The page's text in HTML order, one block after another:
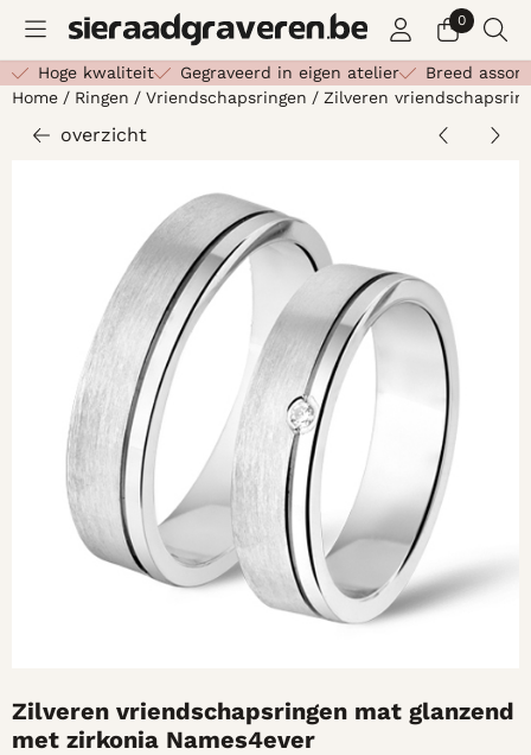
Cookievoorkeuren zijn beschikbaar. Kies instellingen of
0
Hoge kwaliteit Gegraveerd in eigen atelier
Breed
Home / Ringen / Vriendschapsringen / Zilveren
overzicht
Zilveren vriendschapsringen mat glanzend
met zirkonia Names4ever